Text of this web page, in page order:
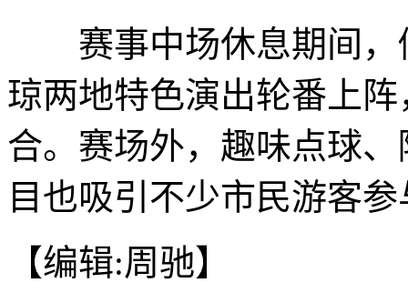
赛事中场休息期间，
琼两地特色演出轮番上
合。赛场外，趣味点球
目也吸引不少市民游客
【编辑:周驰】